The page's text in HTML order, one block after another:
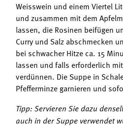
Weisswein und einem Viertel
und zusammen mit dem
lassen, die Rosinen beifügen
Curry und Salz abschmecken
bei schwacher Hitze ca. 15
lassen und falls erforderlich
verdünnen. Die Suppe in
Pfefferminze garnieren und
Tipp: Servieren Sie dazu
auch in der Suppe verwendet